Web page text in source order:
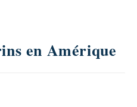
en Amérique